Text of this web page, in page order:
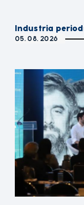
Industria
05. 08. 2026